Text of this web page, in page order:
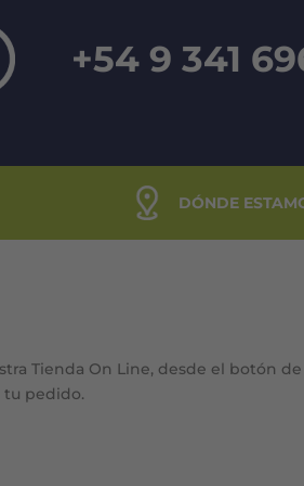
+54 9 341
DÓNDE
Tienda On Line, desde el botón
tu pedido.